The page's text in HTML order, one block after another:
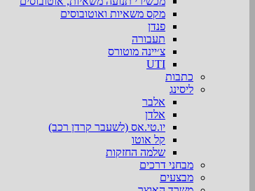
מקס משאיות ואוטובוסים
פנדן
תעבורה
צ׳יינה מוטורס
UTI
כתבות
ליסינג
אלבר
אלדן
יו.טי.אס (לשעבר קרדן רכב)
קל אוטו
שלמה החזקות
מבחני דרכים
מבצעים